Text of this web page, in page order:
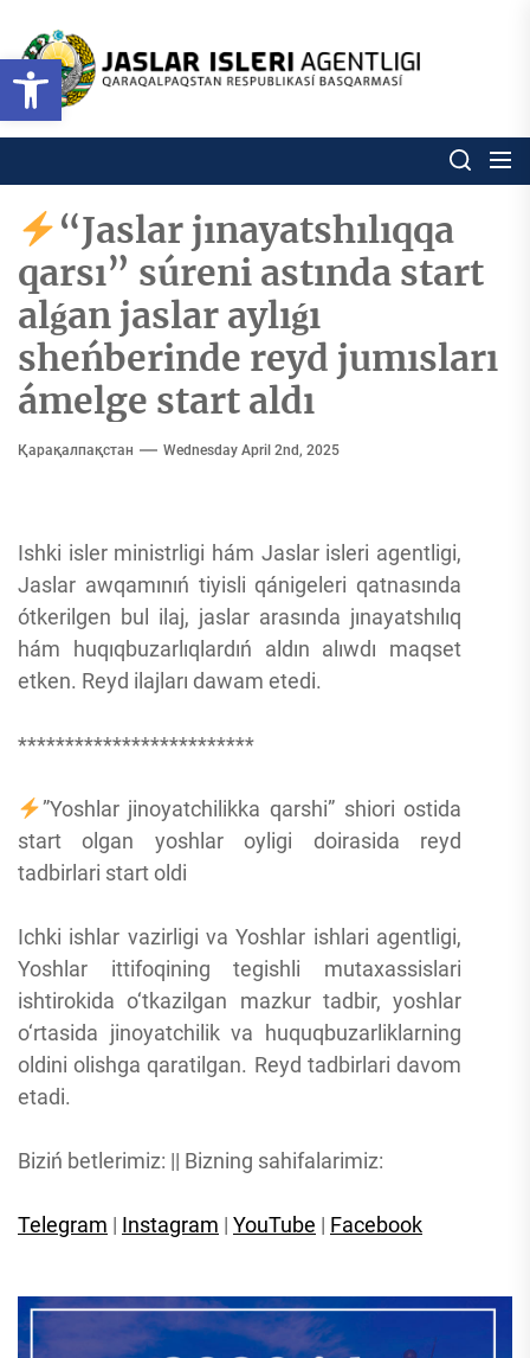
Open toolbar
content
Respublikası
basqarması
Ózbekstan jaslar isleri
“Jaslar jınayatshılıqqa
qarsı” súreni astında start
alǵan jaslar aylıǵı
sheńberinde reyd jumısları
ámelge start aldı
Қарақалпақстан Wednesday April 2nd, 2025
Ishki isler ministrligi hám Jaslar isleri agentligi,
Jaslar awqamınıń tiyisli qánigeleri qatnasında
ótkerilgen bul ilaj, jaslar arasında jınayatshılıq
hám huqıqbuzarlıqlardıń aldın alıwdı maqset
etken. Reyd ilajları dawam etedi.
*************************
”Yoshlar jinoyatchilikka qarshi” shiori ostida
start olgan yoshlar oyligi doirasida reyd
tadbirlari start oldi
Ichki ishlar vazirligi va Yoshlar ishlari agentligi,
Yoshlar ittifoqining tegishli mutaxassislari
ishtirokida o‘tkazilgan mazkur tadbir, yoshlar
o‘rtasida jinoyatchilik va huquqbuzarliklarning
oldini olishga qaratilgan. Reyd tadbirlari davom
etadi.
Biziń betlerimiz: || Bizning sahifalarimiz:
Telegram | Instagram | YouTube | Facebook